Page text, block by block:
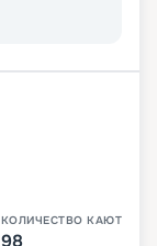
КОЛИЧЕСТВО КАЮТ
98